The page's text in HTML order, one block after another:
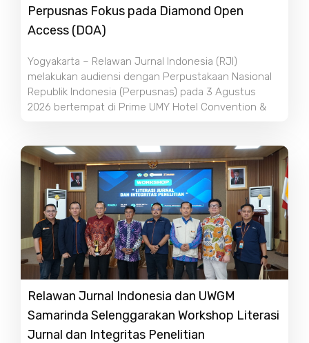
Perpusnas Fokus pada Diamond Open
Access (DOA)
Yogyakarta – Relawan Jurnal Indonesia (RJI)
melakukan audiensi dengan Perpustakaan Nasional
Republik Indonesia (Perpusnas) pada 3 Agustus
2026 bertempat di Prime UMY Hotel Convention &
Relawan Jurnal Indonesia dan UWGM
Samarinda Selenggarakan Workshop Literasi
Jurnal dan Integritas Penelitian